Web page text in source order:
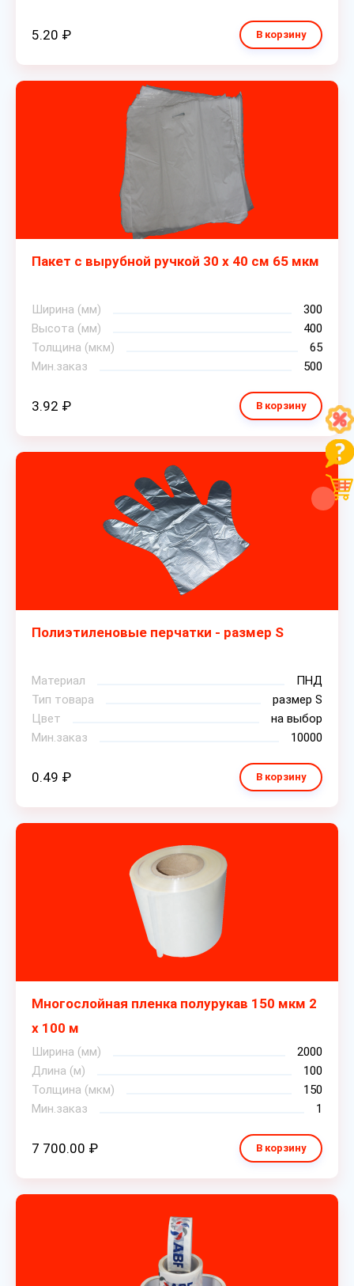
5.20 ₽ В корзину
Пакет с вырубной ручкой 30 х 40 см 65 мкм
Ширина (мм)
300
Высота (мм)
400
Толщина (мкм)
65
Мин.заказ
500
3.92 ₽ В корзину
Полиэтиленовые перчатки - размер S
Материал
ПНД
Тип товара
размер S
Цвет
на выбор
Мин.заказ
10000
0.49 ₽ В корзину
Многослойная пленка полурукав 150 мкм 2
х 100 м
Ширина (мм)
2000
Длина (м)
100
Толщина (мкм)
150
Мин.заказ
1
7 700.00 ₽ В корзину